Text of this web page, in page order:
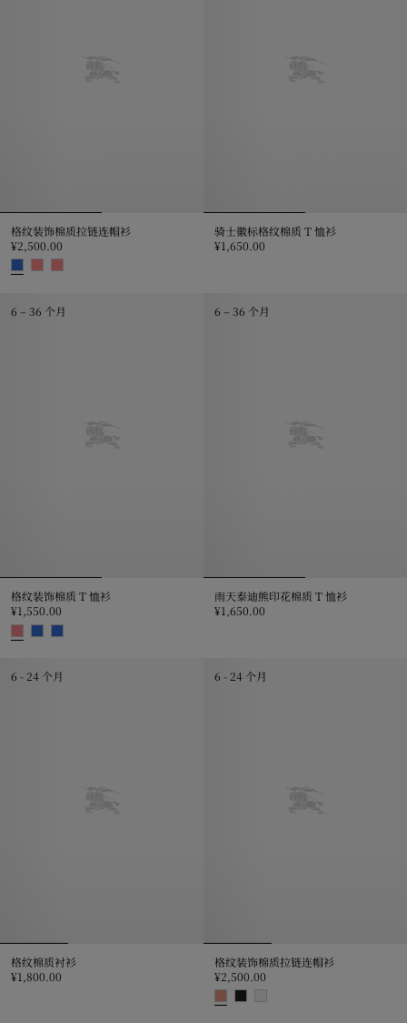
格纹装饰棉质拉链连帽衫
¥2,500.00
骑士徽标格纹棉质 T 恤衫
¥1,650.00
6 – 36 个月
格纹装饰棉质 T 恤衫
¥1,550.00
6 – 36 个月
雨天泰迪熊印花棉质 T 恤衫
¥1,650.00
6 - 24 个月
格纹棉质衬衫
¥1,800.00
6 - 24 个月
格纹装饰棉质拉链连帽衫
¥2,500.00